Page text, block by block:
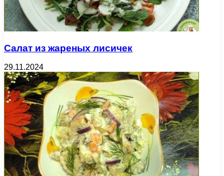
Салат из жареных лисичек
29.11.2024